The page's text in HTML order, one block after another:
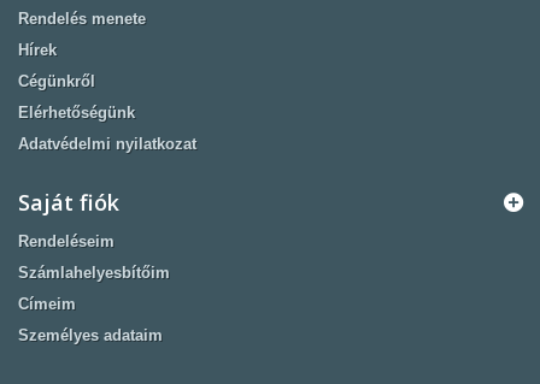
Rendelés menete
Hírek
Cégünkről
Elérhetőségünk
Adatvédelmi nyilatkozat
Saját fiók
Rendeléseim
Számlahelyesbítőim
Címeim
Személyes adataim